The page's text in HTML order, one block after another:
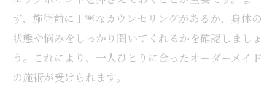
ず、施術前に丁寧なカウンセリングがあるか、身体の
状態や悩みをしっかり聞いてくれるかを確認しましょ
う。これにより、一人ひとりに合ったオーダーメイド
の施術が受けられます。